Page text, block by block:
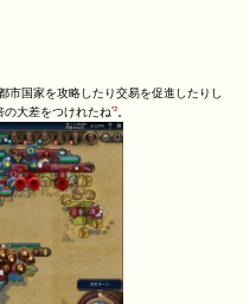
市国家を攻略したり交易を促進したりし
大差をつけれたね*2